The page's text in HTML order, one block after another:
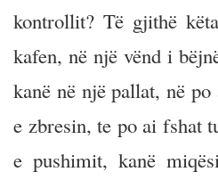
kontrollit? Të gjithë
kafen, në një vënd i
kanë në një pallat, në po
e zbresin, te po ai fshat
e pushimit, kanë